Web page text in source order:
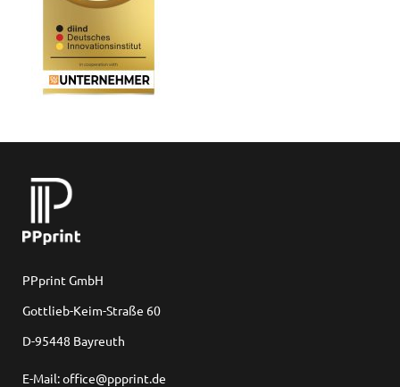
PPprint GmbH
Gottlieb-Keim-Straße 60
D-95448 Bayreuth
E-Mail: office@ppprint.de